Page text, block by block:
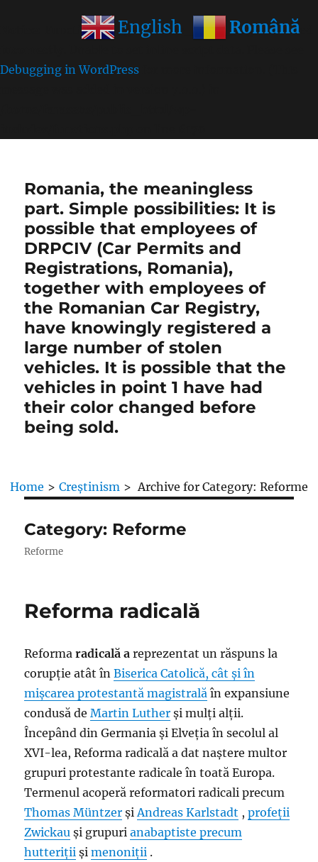
: Function wp_get_inline_script_tag was called
Debugging in WordPress
Romania, the meaningless
part. Simple possibilities: It is
possible that employees of
DRPCIV (Car Permits and
Registrations, Romania),
together with employees of
the Romanian Car Registry,
have knowingly registered a
large number of stolen
vehicles. It is possible that the
vehicles in point 1 have had
their color changed before
being sold.
Home > Creștinism > Archive for Category: Reforme
Category: Reforme
Reforme
Reforma radicală
Reformaradicală a reprezentat un răspuns la
corupție atât în​​Biserica Catolică, cât și în
mișcarea protestantămagistrală în expansiune
condusă deMartin Luther și mulți alții.
Începând din Germania și Elveția în secolul al
XVI-lea, Reforma radicală a dat naștere multor
grupuri protestante radicale în toată Europa.
Termenul acoperă reformatori radicali precum
Thomas Müntzer șiAndreas Karlstadt ,profeții
Zwickau și grupurianabaptiste precum
hutteriții șimenoniții .
English Română